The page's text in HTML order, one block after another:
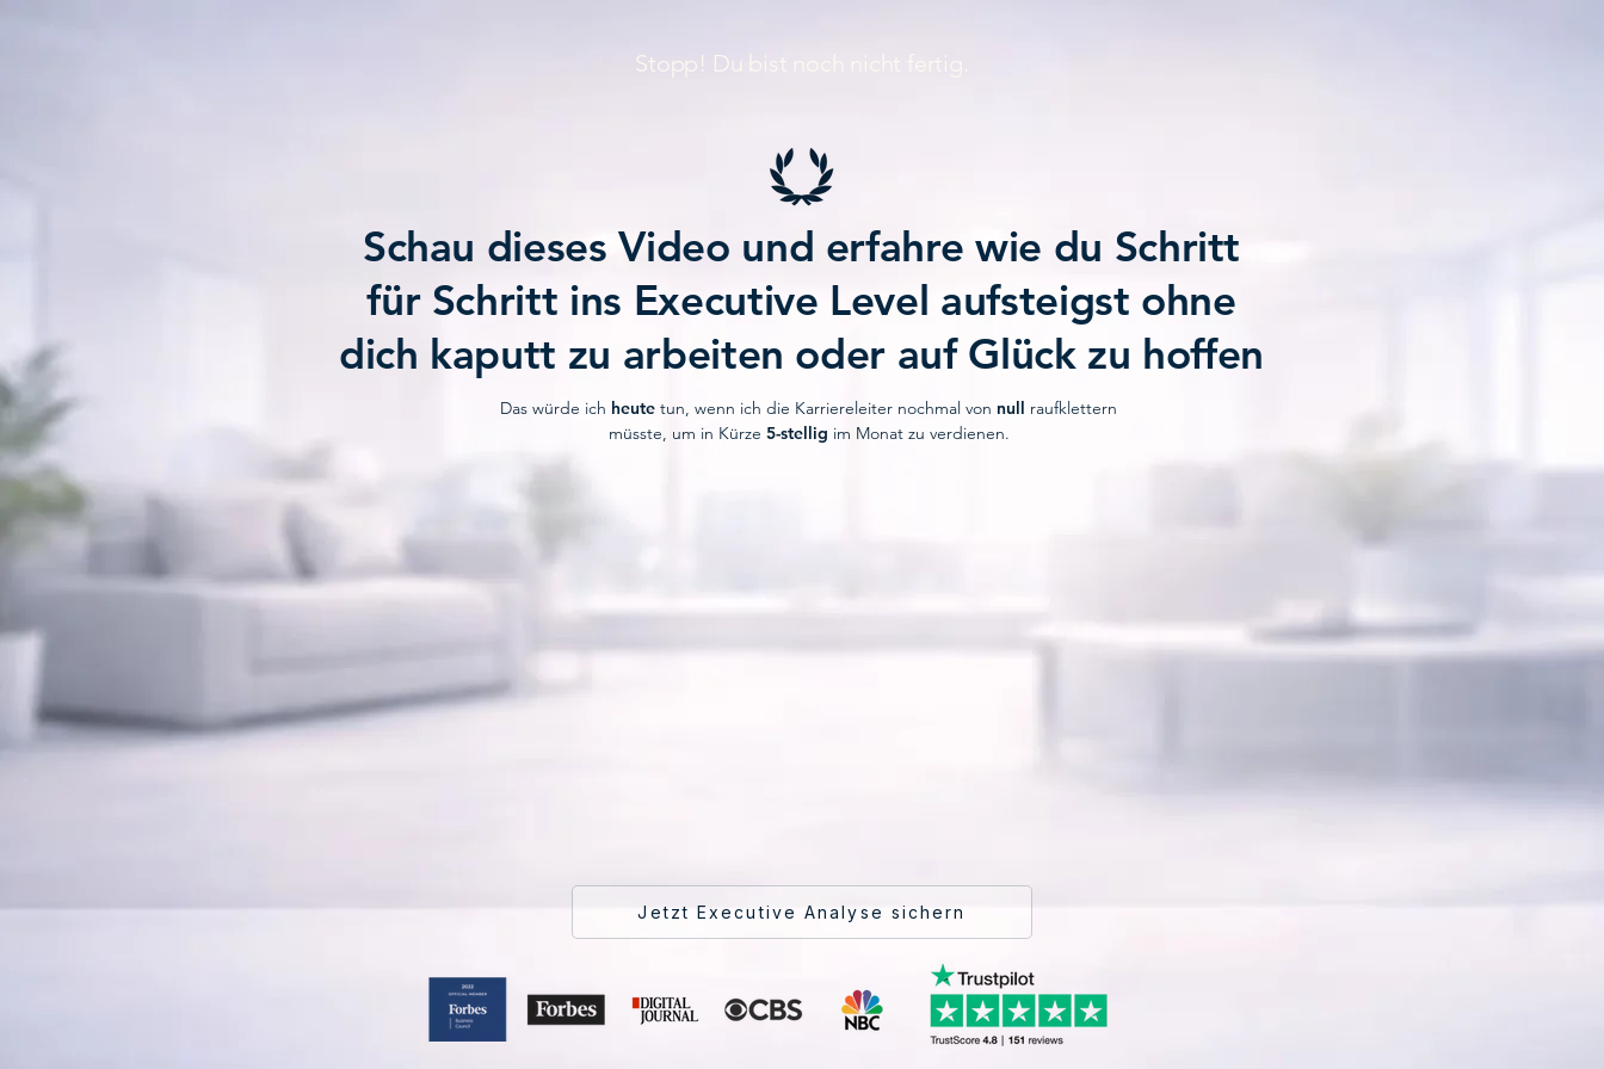
Stopp! Du bist noch nicht fertig.
Schau dieses Video und erfahre wie du Schritt
für Schritt ins Executive Level aufsteigst ohne
dich kaputt zu arbeiten oder auf Glück zu hoffen
Das würde ich heute tun, wenn ich die Karriereleiter nochmal von null raufklettern
müsste, um in Kürze 5-stellig im Monat zu verdienen.
Jetzt Executive Analyse sichern